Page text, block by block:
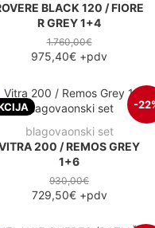
BLACK 120 / FIORE
R GREY 1+4
1.760,00€
975,40€ +pdv
-
blagovaonski set
200 / REMOS GREY
1+6
930,00€
729,50€+pdv